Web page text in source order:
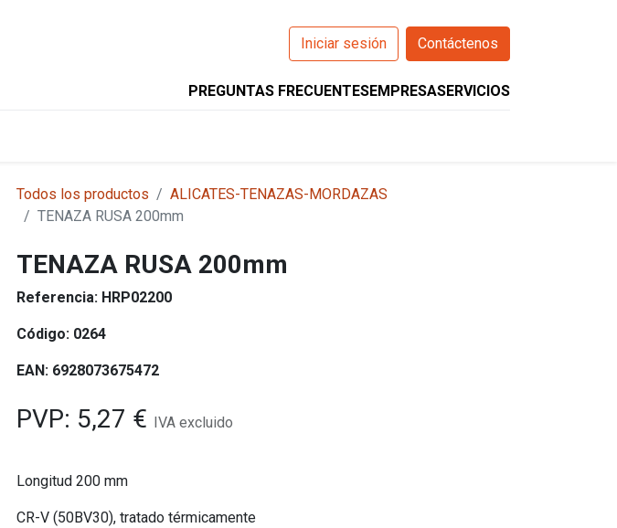
Iniciar sesión Contáctenos
PREGUNTAS FRECUENTESEMPRESASERVICIOS
Todos los productos
ALICATES-TENAZAS-MORDAZAS
TENAZA RUSA 200mm
TENAZA RUSA 200mm
Referencia: HRP02200
Código: 0264
EAN: 6928073675472
PVP: 5,27 € IVA excluido
Longitud 200 mm
CR-V (50BV30), tratado térmicamente